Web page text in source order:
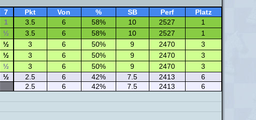
7 Pkt Von % SB Perf
Platz
1 3.5 6 58% 10 2527
1
½ 3.5 6 58% 10 2527
1
½ 3 6 50% 9 2470
3
½ 3 6 50% 9 2470
3
½ 3 6 50% 9 2470
3
½ 2.5 6 42% 7.5 2413
6
2.5 6 42% 7.5 2413 6